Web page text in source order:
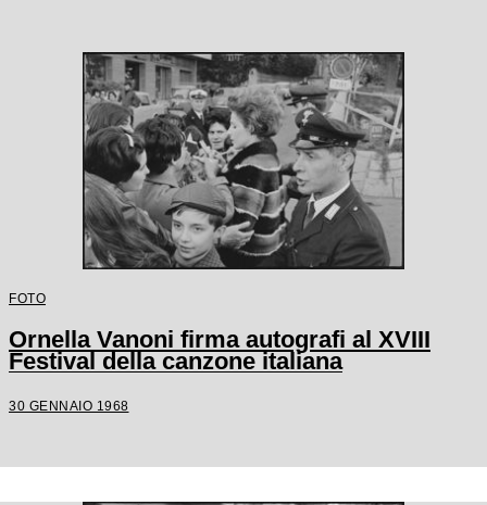
FOTO
Ornella Vanoni firma autografi al XVIII
Festival della canzone italiana
30 GENNAIO 1968